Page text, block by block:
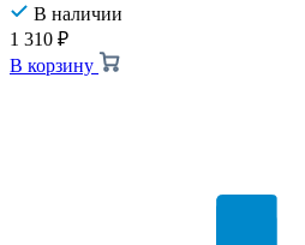
В наличии
1 310 ₽
В корзину